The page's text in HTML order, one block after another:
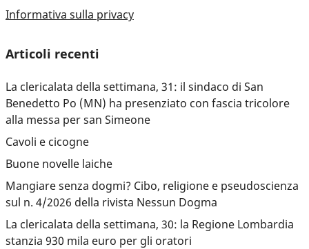
Informativa sulla privacy
Articoli recenti
La clericalata della settimana, 31: il sindaco di San
Benedetto Po (MN) ha presenziato con fascia tricolore
alla messa per san Simeone
Cavoli e cicogne
Buone novelle laiche
Mangiare senza dogmi? Cibo, religione e pseudoscienza
sul n. 4/2026 della rivista Nessun Dogma
La clericalata della settimana, 30: la Regione Lombardia
stanzia 930 mila euro per gli oratori